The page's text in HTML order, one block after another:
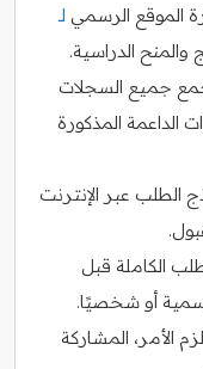
الموقع الرسمي لـ
الدراسية.
جميع السجلات
الداعمة المذكورة
الطلب عبر الإنترنت
الكاملة قبل
أو شخصيًا.
لزم الأمر، المشاركة